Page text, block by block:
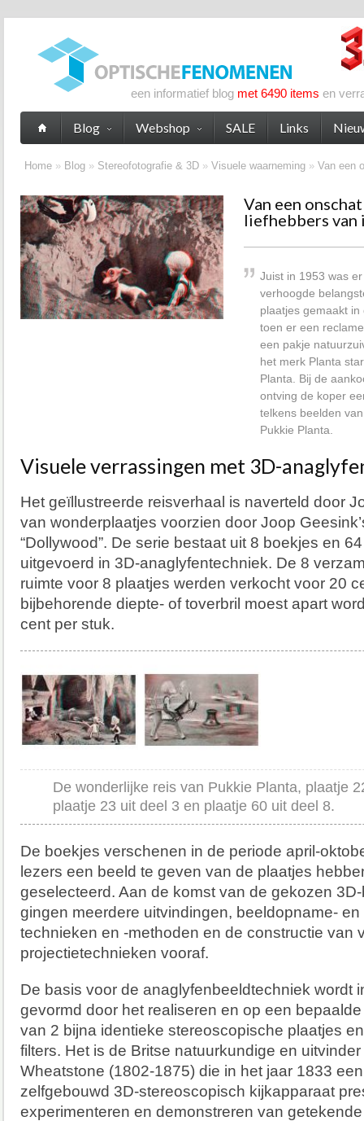
een informatief blog met 6490 items en
Home » Blog » Stereofotografie & 3D » Visuele waarneming » Van een
Van een
liefhebbers van
Juist in 1953 was
verhoogde
plaatjes gemaakt
toen er een
een pakje
het merk Planta
Planta. Bij de
ontving de koper
telkens beelden
Pukkie Planta.
Visuele verrassingen met 3D-
Het geïllustreerde reisverhaal is naverteld door
van wonderplaatjes voorzien door Joop
“Dollywood”. De serie bestaat uit 8 boekjes en
uitgevoerd in 3D-anaglyfentechniek. De 8
ruimte voor 8 plaatjes werden verkocht voor 20
bijbehorende diepte- of toverbril moest apart
cent per stuk.
De wonderlijke reis van Pukkie Planta, plaatje
plaatje 23 uit deel 3 en plaatje 60 uit deel 8.
De boekjes verschenen in de periode april-
lezers een beeld te geven van de plaatjes
geselecteerd. Aan de komst van de gekozen
gingen meerdere uitvindingen, beeldopname-
technieken en -methoden en de constructie van
projectietechnieken vooraf.
De basis voor de anaglyfenbeeldtechniek wordt
gevormd door het realiseren en op een
van 2 bijna identieke stereoscopische plaatjes
filters. Het is de Britse natuurkundige en
Wheatstone (1802-1875) die in het jaar 1833
zelfgebouwd 3D-stereoscopisch kijkapparaat
experimenteren en demonstreren van
Blog Webshop SALE Links